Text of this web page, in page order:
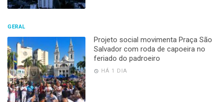
GERAL
Projeto social movimenta Praça São
Salvador com roda de capoeira no
feriado do padroeiro
HÁ 1 DIA